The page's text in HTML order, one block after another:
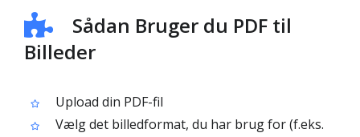
Sådan Bruger du PDF til
Billeder
Upload din PDF-fil
Vælg det billedformat, du har brug for (f.eks.